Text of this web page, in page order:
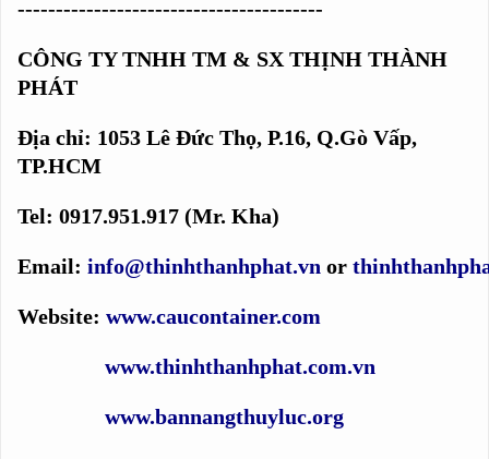
----------------------------------------
CÔNG TY TNHH TM & SX THỊNH THÀNH
PHÁT
Địa chỉ: 1053 Lê Đức Thọ, P.16, Q.Gò Vấp,
TP.HCM
Tel: 0917.951.917 (Mr. Kha)
Email: info@thinhthanhphat.vn or
Website: www.caucontainer.com
www.thinhthanhphat.com.vn
www.bannangthuyluc.org